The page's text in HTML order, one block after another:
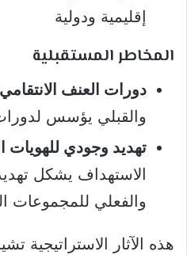
إقليمية ودولية
المخاطر المستقبلية
دورات العنف الانتقامي
والقبلي يؤسس
تهديد وجودي للهويات
الاستهداف يشكل
والفعلي للمجموعات
هذه الآثار الاستراتيجية